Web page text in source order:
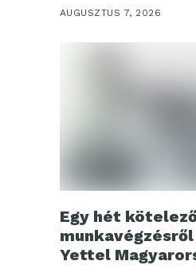
AUGUSZTUS 7, 2026
Egy hét
Yettel